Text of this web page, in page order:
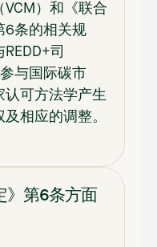
）和《联合
6条的相关规
司
与国际碳市
认可方法学产生
相应的调整。
》第6条方面